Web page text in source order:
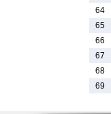
64
65
66
67
68
69